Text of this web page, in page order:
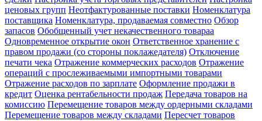
ценовых групп Неотфактурованные поставки Номенклатура
поставщика Номенклатура, продаваемая совместно Обзор
запасов Обобщенный учет некачественного товараа
Одновременное открытие окон Ответственное хранение с
правом продажи (со стороны поклажедателя) Отключение
печати чека Отражение коммерческих расходов Отражение
операций с прослеживаемыми импортными товарами
Отражение расходов по зарплате Оформление продажи в
кредит Оценка рентабельности продаж Передача товаров на
комиссию Перемещение товаров между ордерными складами
Перемещение товаров между складами Пересчет товаров